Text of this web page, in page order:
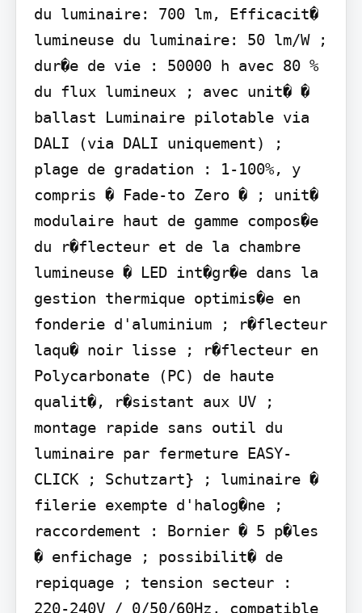
du luminaire: 700 lm, Efficacit�
lumineuse du luminaire: 50 lm/W ;
dur�e de vie : 50000 h avec 80 %
du flux lumineux ; avec unit� �
ballast Luminaire pilotable via
DALI (via DALI uniquement) ;
plage de gradation : 1-100%, y
compris � Fade-to Zero � ; unit�
modulaire haut de gamme compos�e
du r�flecteur et de la chambre
lumineuse � LED int�gr�e dans la
gestion thermique optimis�e en
fonderie d'aluminium ; r�flecteur
laqu� noir lisse ; r�flecteur en
Polycarbonate (PC) de haute
qualit�, r�sistant aux UV ;
montage rapide sans outil du
luminaire par fermeture EASY-
CLICK ; Schutzart} ; luminaire �
filerie exempte d'halog�ne ;
raccordement : Bornier � 5 p�les
� enfichage ; possibilit� de
repiquage ; tension secteur :
220-240V / 0/50/60Hz, compatible